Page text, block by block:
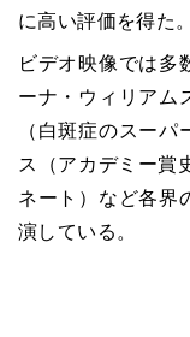
に高い評価を得た。
ビデオ映像では多
ーナ・ウィリアム
（白斑症のスー
ス（アカデミー賞
ネート）など各界
演している。